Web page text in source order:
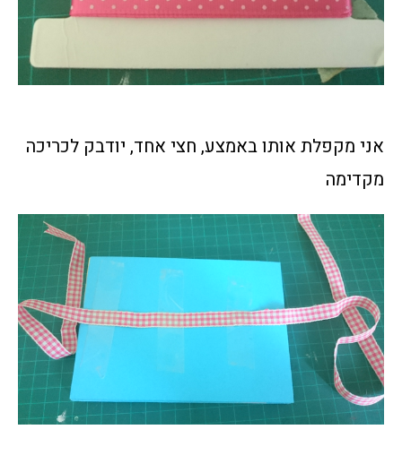
אני מקפלת אותו באמצע, חצי אחד, יודבק לכריכה
מקדימה